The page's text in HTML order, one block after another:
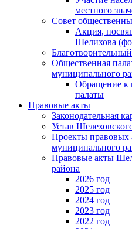
местного
Совет
Акция,
Шелихова
Общественная
муниципального
Обращение к
палаты
Правовые акты
Законодательная
Устав
Проекты правовых
муниципального
Правовые акты
района
2026 год
2025 год
2024 год
2023 год
2022 год